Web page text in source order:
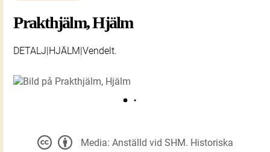
Prakthjälm, Hjälm
DETALJ|HJÄLM|Vendelt.
Media: Anställd vid SHM. Historiska